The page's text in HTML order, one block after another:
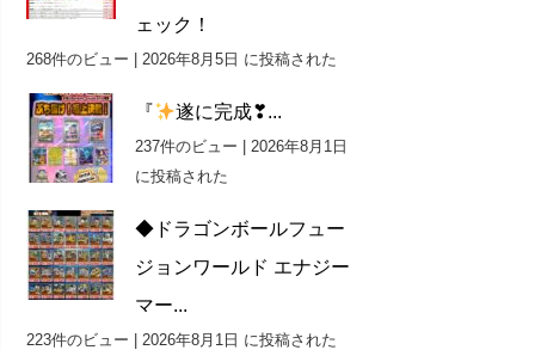
ェック！
268件のビュー 2026年8月5日 に投稿された
『 遂に完成❣...
237件のビュー
2026年8月1日
に投稿された
◆ドラゴンボールフュー
ジョンワールド エナジー
マー...
223件のビュー 2026年8月1日 に投稿された